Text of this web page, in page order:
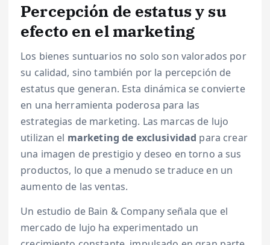
Percepción de estatus y su
efecto en el marketing
Los bienes suntuarios no solo son valorados por
su calidad, sino también por la percepción de
estatus que generan. Esta dinámica se convierte
en una herramienta poderosa para las
estrategias de marketing. Las marcas de lujo
utilizan el marketing de exclusividad para crear
una imagen de prestigio y deseo en torno a sus
productos, lo que a menudo se traduce en un
aumento de las ventas.
Un estudio de Bain & Company señala que el
mercado de lujo ha experimentado un